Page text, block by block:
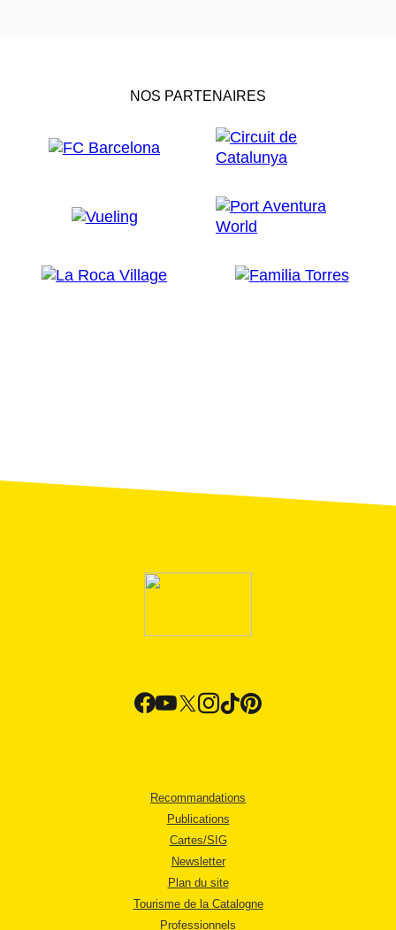
NOS PARTENAIRES
Recommandations
Publications
Cartes/SIG
Newsletter
Plan du site
Tourisme de la Catalogne
Professionnels